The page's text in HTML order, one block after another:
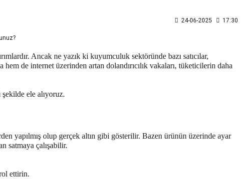
24-06-2025 17:30
Ancak ne yazık ki kuyumculuk sektöründe bazı satıcılar,
de internet üzerinden artan dolandırıcılık vakaları, tüketicilerin daha
şekilde ele alıyoruz.
yapılmış olup gerçek altın gibi gösterilir. Bazen ürünün üzerinde ayar
satmaya çalışabilir.
ettirin.